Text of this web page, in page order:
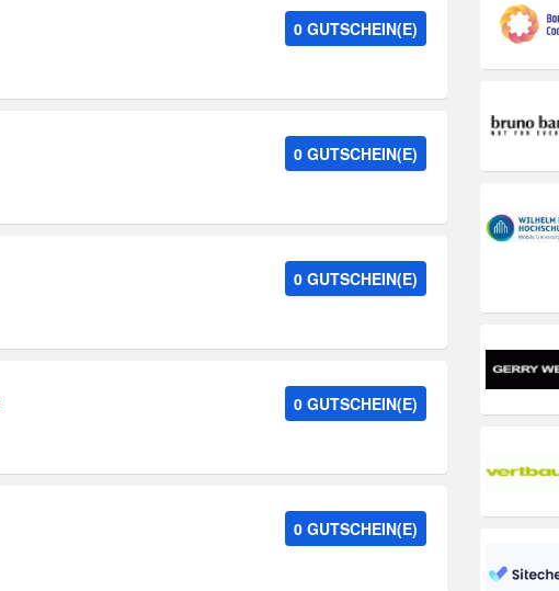
0 GUTSCHEIN(E)
0 GUTSCHEIN(E)
0 GUTSCHEIN(E)
0 GUTSCHEIN(E)
0 GUTSCHEIN(E)